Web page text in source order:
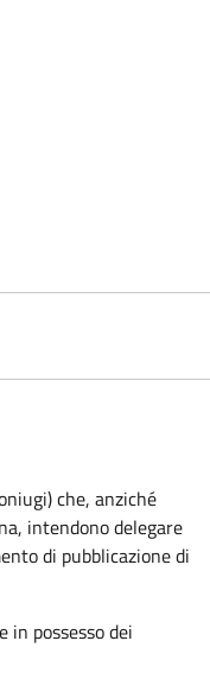
che, anziché
intendono delegare
di pubblicazione di
in possesso dei